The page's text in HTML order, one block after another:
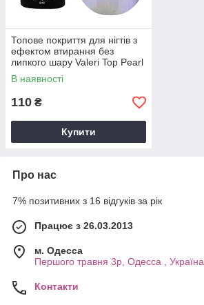
Топове покриття для нігтів з
ефектом втирання без
липкого шару Valeri Top Pearl
6 мл
В наявності
110 ₴
Купити
Про нас
7% позитивних з 16 відгуків за рік
Працює з 26.03.2013
м. Одесса
Першого травня 3р, Одесса , Україна
Контакти